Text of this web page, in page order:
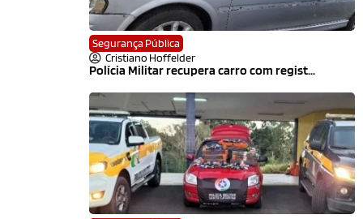
Segurança Pública
Cristiano Hoffelder
Polícia Militar recupera carro com regist...